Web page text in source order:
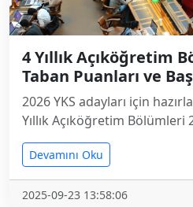
4 Yıllık Açıköğretim
Taban Puanları ve
2026 YKS adayları için
Yıllık Açıköğretim Bölümleri
Devamını Oku
2025-09-23 13:58:06